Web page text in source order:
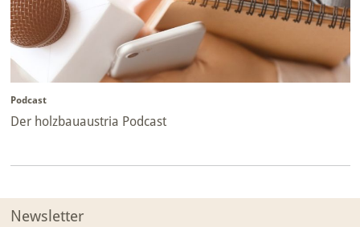
Podcast
Der holzbauaustria Podcast
Newsletter